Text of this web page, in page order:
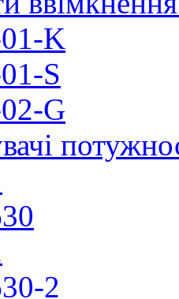
K
S
G
2